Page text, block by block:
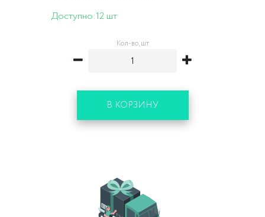
Доступно:12 шт
Кол-во, шт
В КОРЗИНУ